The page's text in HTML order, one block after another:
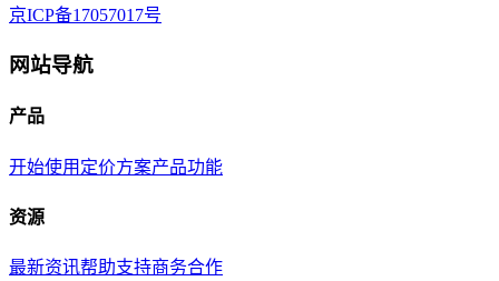
京ICP备17057017号
网站导航
产品
开始使用 定价方案产品功能
资源
最新资讯帮助支持商务合作